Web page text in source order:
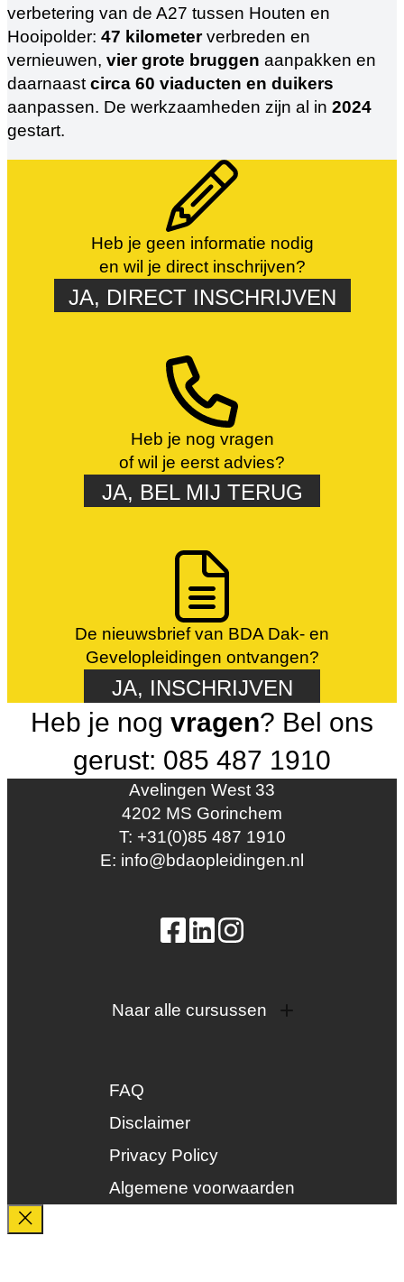
verbetering van de A27 tussen Houten en
Hooipolder: 47 kilometerverbreden en
vernieuwen, vier grote bruggen aanpakken en
daarnaast circa 60 viaducten en duikers
aanpassen. De werkzaamheden zijn al in 2024
gestart.
Heb je geen informatie nodig
en wil je direct inschrijven?
JA, DIRECT INSCHRIJVEN
Heb je nog vragen
of wil je eerst advies?
JA, BEL MIJ TERUG
De nieuwsbrief van BDA Dak- en
Gevelopleidingen ontvangen?
JA, INSCHRIJVEN
Heb je nog vragen? Bel ons
gerust: 085 487 1910
Avelingen West 33
4202 MS Gorinchem
T: +31(0)85 487 1910
E: info@bdaopleidingen.nl
Naar alle cursussen
Zonne-energie
Duurzaamheid
Veiligheid
FAQ
Disclaimer
Privacy Policy
Algemene voorwaarden